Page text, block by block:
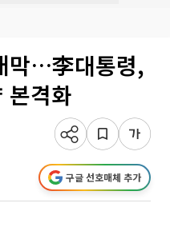
막…李대통령,
본격화
구글 선호매체 추가